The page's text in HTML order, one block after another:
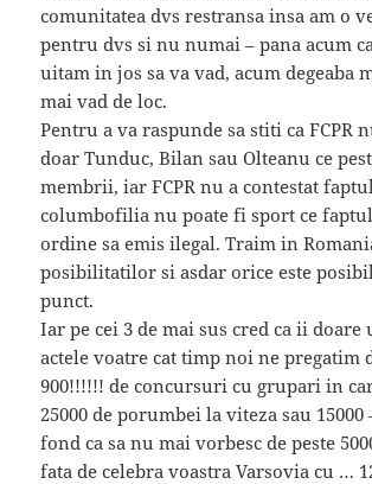
comunitatea dvs restransa insa am o
pentru dvs si nu numai – pana acum
uitam in jos sa va vad, acum degeaba
mai vad de loc.
Pentru a va raspunde sa stiti ca FCPR
doar Tunduc, Bilan sau Olteanu ce
membrii, iar FCPR nu a contestat
columbofilia nu poate fi sport ce faptul
ordine sa emis ilegal. Traim in
posibilitatilor si asdar orice este
punct.
Iar pe cei 3 de mai sus cred ca ii doare
actele voatre cat timp noi ne pregatim
900!!!!!! de concursuri cu grupari in
25000 de porumbei la viteza sau 15000
fond ca sa nu mai vorbesc de peste
fata de celebra voastra Varsovia cu …